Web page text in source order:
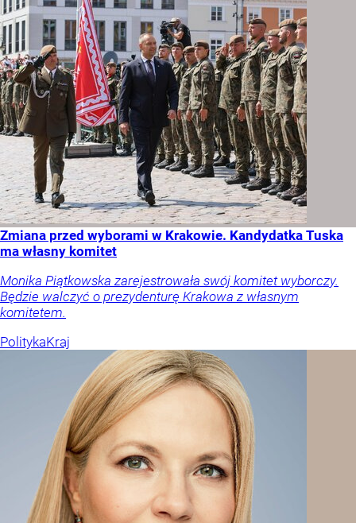
Zmiana przed wyborami w Krakowie. Kandydatka Tuska
ma własny komitet
Monika Piątkowska zarejestrowała swój komitet wyborczy.
Będzie walczyć o prezydenturę Krakowa z własnym
komitetem.
PolitykaKraj